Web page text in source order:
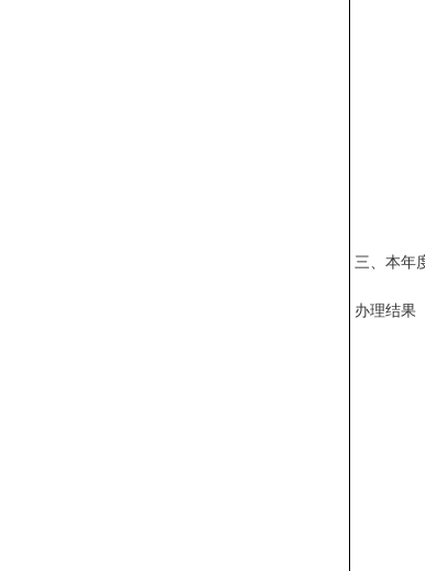
三、本年
办理结果